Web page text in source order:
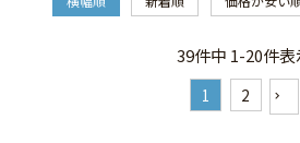
39件中 1-20件表
1 2